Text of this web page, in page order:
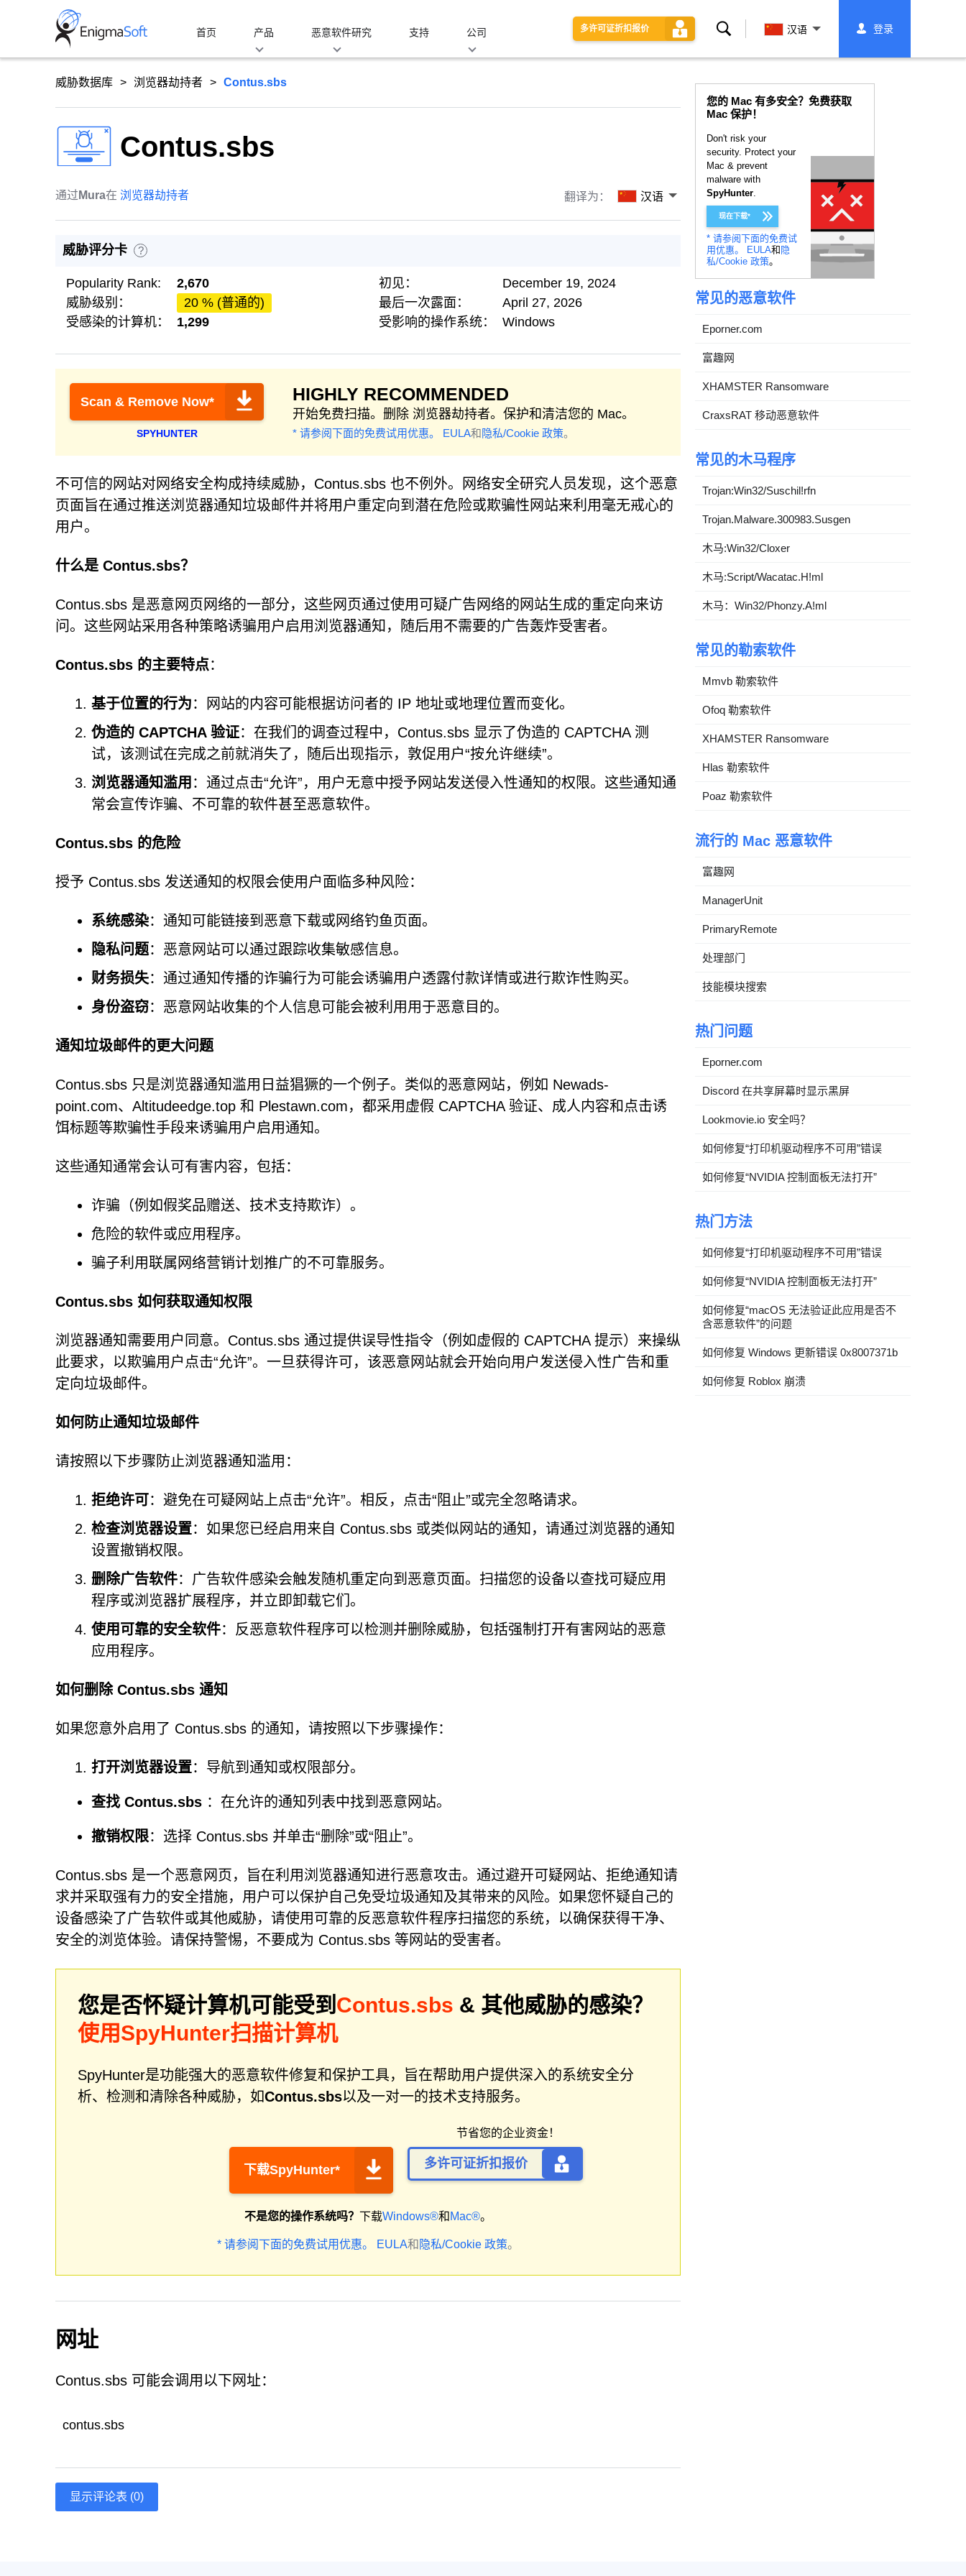
首页 产品 恶意软件研究 支持 公司 多许可证折扣报价
搜
汉语 登录
威胁数据库 浏览器劫持者 Contus.sbs
Contus.sbs
通过 Mura在 浏览器劫持者 翻译为： 汉语
威胁评分卡 ?
Popularity Rank:
2,670
威胁级别：
20 % (普通的)
受感染的计算机：
1,299
初见：
December 19, 2024
最后一次露面：
April 27, 2026
受影响的操作系统：
Windows
Scan & Remove Now*
SPYHUNTER
HIGHLY RECOMMENDED
开始免费扫描。删除 浏览器劫持者。保护和清洁您的 Mac。
* 请参阅下面的免费试用优惠。 EULA和隐私/Cookie 政策。
不可信的网站对网络安全构成持续威胁，Contus.sbs 也不例外。网络安全研究人员发现，这个恶意
页面旨在通过推送浏览器通知垃圾邮件并将用户重定向到潜在危险或欺骗性网站来利用毫无戒心的
用户。
什么是 Contus.sbs？
Contus.sbs 是恶意网页网络的一部分，这些网页通过使用可疑广告网络的网站生成的重定向来访
问。这些网站采用各种策略诱骗用户启用浏览器通知，随后用不需要的广告轰炸受害者。
Contus.sbs 的主要特点：
基于位置的行为：网站的内容可能根据访问者的 IP 地址或地理位置而变化。
伪造的 CAPTCHA 验证：在我们的调查过程中，Contus.sbs 显示了伪造的 CAPTCHA 测
试，该测试在完成之前就消失了，随后出现指示，敦促用户“按允许继续”。
浏览器通知滥用 ：通过点击“允许”，用户无意中授予网站发送侵入性通知的权限。这些通知通
常会宣传诈骗、不可靠的软件甚至恶意软件。
Contus.sbs 的危险
授予 Contus.sbs 发送通知的权限会使用户面临多种风险：
系统感染：通知可能链接到恶意下载或网络钓鱼页面。
隐私问题：恶意网站可以通过跟踪收集敏感信息。
财务损失：通过通知传播的诈骗行为可能会诱骗用户透露付款详情或进行欺诈性购买。
身份盗窃：恶意网站收集的个人信息可能会被利用用于恶意目的。
通知垃圾邮件的更大问题
Contus.sbs 只是浏览器通知滥用日益猖獗的一个例子。类似的恶意网站，例如 Newads-
point.com、Altitudeedge.top 和 Plestawn.com，都采用虚假 CAPTCHA 验证、成人内容和点击诱
饵标题等欺骗性手段来诱骗用户启用通知。
这些通知通常会认可有害内容，包括：
诈骗（例如假奖品赠送、技术支持欺诈）。
危险的软件或应用程序。
骗子利用联属网络营销计划推广的不可靠服务。
Contus.sbs 如何获取通知权限
浏览器通知需要用户同意。Contus.sbs 通过提供误导性指令（例如虚假的 CAPTCHA 提示）来操纵
此要求，以欺骗用户点击“允许”。一旦获得许可，该恶意网站就会开始向用户发送侵入性广告和重
定向垃圾邮件。
如何防止通知垃圾邮件
请按照以下步骤防止浏览器通知滥用：
拒绝许可：避免在可疑网站上点击“允许”。相反，点击“阻止”或完全忽略请求。
检查浏览器设置：如果您已经启用来自 Contus.sbs 或类似网站的通知，请通过浏览器的通知
设置撤销权限。
删除广告软件：广告软件感染会触发随机重定向到恶意页面。扫描您的设备以查找可疑应用
程序或浏览器扩展程序，并立即卸载它们。
使用可靠的安全软件：反恶意软件程序可以检测并删除威胁，包括强制打开有害网站的恶意
应用程序。
如何删除 Contus.sbs 通知
如果您意外启用了 Contus.sbs 的通知，请按照以下步骤操作：
打开浏览器设置：导航到通知或权限部分。
查找 Contus.sbs ：在允许的通知列表中找到恶意网站。
撤销权限：选择 Contus.sbs 并单击“删除”或“阻止”。
Contus.sbs 是一个恶意网页，旨在利用浏览器通知进行恶意攻击。通过避开可疑网站、拒绝通知请
求并采取强有力的安全措施，用户可以保护自己免受垃圾通知及其带来的风险。如果您怀疑自己的
设备感染了广告软件或其他威胁，请使用可靠的反恶意软件程序扫描您的系统，以确保获得干净、
安全的浏览体验。请保持警惕，不要成为 Contus.sbs 等网站的受害者。
您是否怀疑计算机可能受到Contus.sbs & 其他威胁的感染？
使用SpyHunter扫描计算机
SpyHunter是功能强大的恶意软件修复和保护工具，旨在帮助用户提供深入的系统安全分
析、检测和清除各种威胁，如Contus.sbs以及一对一的技术支持服务。
下载SpyHunter*
节省您的企业资金！
多许可证折扣报价
不是您的操作系统吗？ 下载Windows®和 Mac®。
* 请参阅下面的免费试用优惠。 EULA和 隐私/Cookie 政策。
网址
Contus.sbs 可能会调用以下网址：
contus.sbs
显示评论表 (0)
您的 Mac 有多安全？免费获取
Mac 保护！
Don't risk your
security. Protect your
Mac & prevent
malware with
SpyHunter.
现在下载*
* 请参阅下面的免费试
用优惠。
EULA和隐
私/Cookie 政策。
常见的恶意软件
Eporner.com
富趣网
XHAMSTER Ransomware
CraxsRAT 移动恶意软件
常见的木马程序
Trojan:Win32/Suschil!rfn
Trojan.Malware.300983.Susgen
木马:Win32/Cloxer
木马:Script/Wacatac.H!ml
木马：Win32/Phonzy.A!ml
常见的勒索软件
Mmvb 勒索软件
Ofoq 勒索软件
XHAMSTER Ransomware
Hlas 勒索软件
Poaz 勒索软件
流行的 Mac 恶意软件
富趣网
ManagerUnit
PrimaryRemote
处理部门
技能模块搜索
热门问题
Eporner.com
Discord 在共享屏幕时显示黑屏
Lookmovie.io 安全吗？
如何修复“打印机驱动程序不可用”错误
如何修复“NVIDIA 控制面板无法打开”
热门方法
如何修复“打印机驱动程序不可用”错误
如何修复“NVIDIA 控制面板无法打开”
如何修复“macOS 无法验证此应用是否不
含恶意软件”的问题
如何修复 Windows 更新错误 0x8007371b
如何修复 Roblox 崩溃